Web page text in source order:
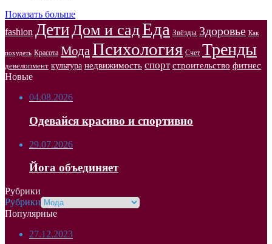
Показать больше
fashion ДетиДом и садЕда Звёзды Здоровье Как
похудеть Красота Мода Психология Счет Тренды
девелопмент культура недвижимость спорт строительство фитнес
Новые
04.08.2026
Одевайся красиво и спортивно
29.07.2026
Йога объединяет
Рубрики
Рубрики
Популярные
27.12.2023